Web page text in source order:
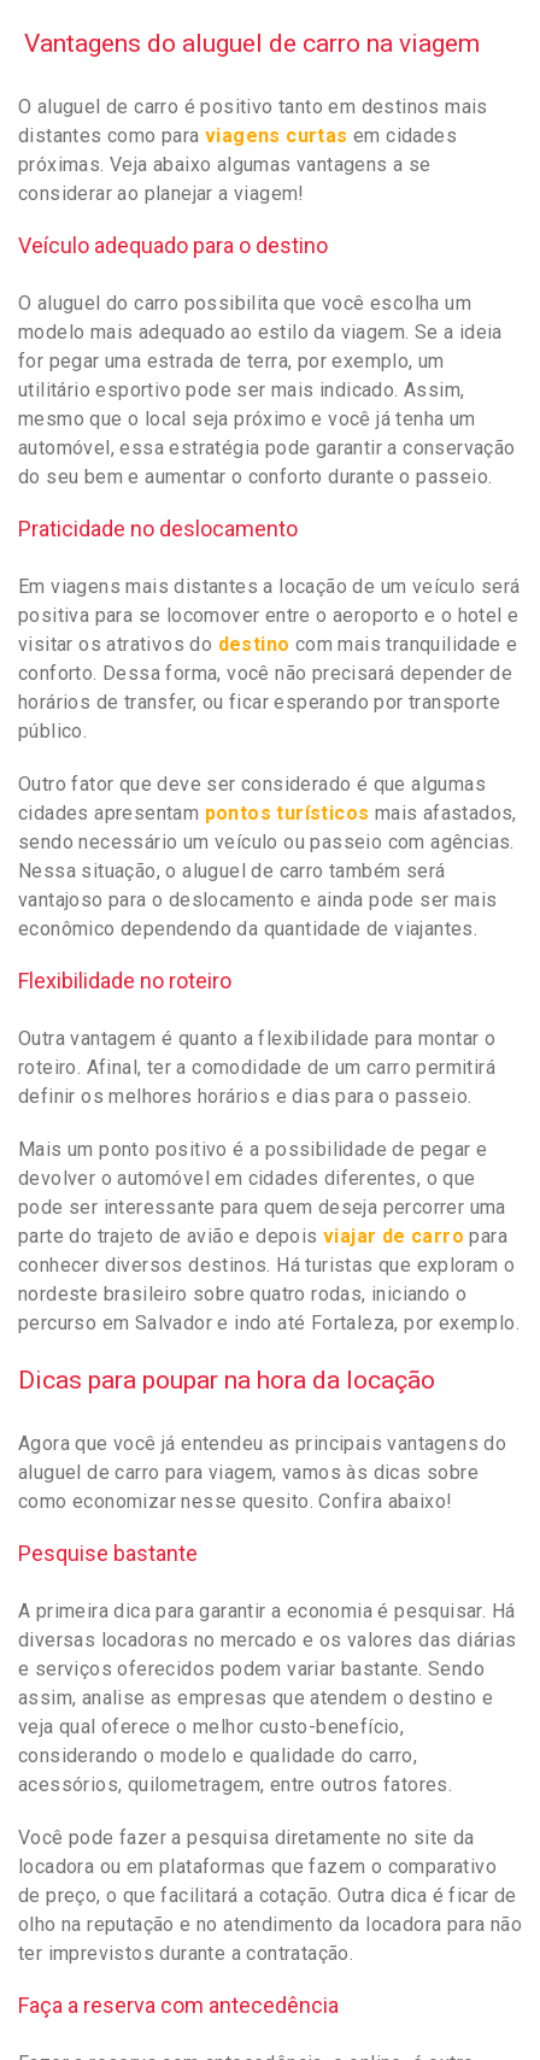
Vantagens do aluguel de carro na viagem
O aluguel de carro é positivo tanto em destinos mais
distantes como para viagens curtas em cidades
próximas. Veja abaixo algumas vantagens a se
considerar ao planejar a viagem!
Veículo adequado para o destino
O aluguel do carro possibilita que você escolha um
modelo mais adequado ao estilo da viagem. Se a ideia
for pegar uma estrada de terra, por exemplo, um
utilitário esportivo pode ser mais indicado. Assim,
mesmo que o local seja próximo e você já tenha um
automóvel, essa estratégia pode garantir a conservação
do seu bem e aumentar o conforto durante o passeio.
Praticidade no deslocamento
Em viagens mais distantes a locação de um veículo será
positiva para se locomover entre o aeroporto e o hotel e
visitar os atrativos do destino com mais tranquilidade e
conforto. Dessa forma, você não precisará depender de
horários de transfer, ou ficar esperando por transporte
público.
Outro fator que deve ser considerado é que algumas
cidades apresentam pontos turísticos mais afastados,
sendo necessário um veículo ou passeio com agências.
Nessa situação, o aluguel de carro também será
vantajoso para o deslocamento e ainda pode ser mais
econômico dependendo da quantidade de viajantes.
Flexibilidade no roteiro
Outra vantagem é quanto a flexibilidade para montar o
roteiro. Afinal, ter a comodidade de um carro permitirá
definir os melhores horários e dias para o passeio.
Mais um ponto positivo é a possibilidade de pegar e
devolver o automóvel em cidades diferentes, o que
pode ser interessante para quem deseja percorrer uma
parte do trajeto de avião e depois viajar de carro para
conhecer diversos destinos. Há turistas que exploram o
nordeste brasileiro sobre quatro rodas, iniciando o
percurso em Salvador e indo até Fortaleza, por exemplo.
Dicas para poupar na hora da locação
Agora que você já entendeu as principais vantagens do
aluguel de carro para viagem, vamos às dicas sobre
como economizar nesse quesito. Confira abaixo!
Pesquise bastante
A primeira dica para garantir a economia é pesquisar. Há
diversas locadoras no mercado e os valores das diárias
e serviços oferecidos podem variar bastante. Sendo
assim, analise as empresas que atendem o destino e
veja qual oferece o melhor custo-benefício,
considerando o modelo e qualidade do carro,
acessórios, quilometragem, entre outros fatores.
Você pode fazer a pesquisa diretamente no site da
locadora ou em plataformas que fazem o comparativo
de preço, o que facilitará a cotação. Outra dica é ficar de
olho na reputação e no atendimento da locadora para não
ter imprevistos durante a contratação.
Faça a reserva com antecedência